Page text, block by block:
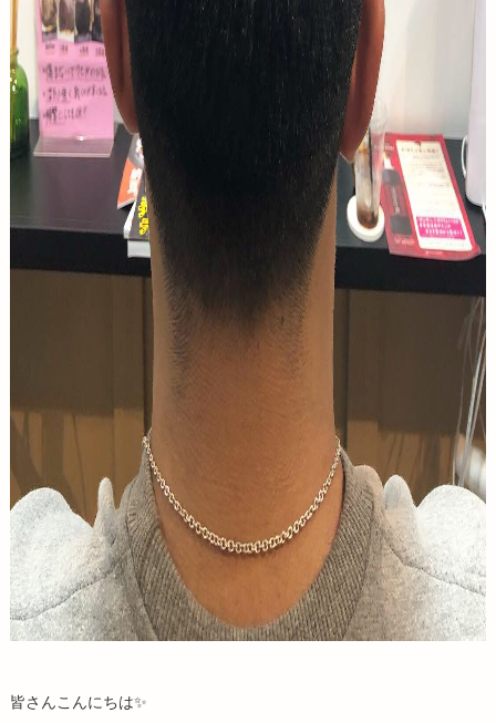
皆さんこんにちは✨